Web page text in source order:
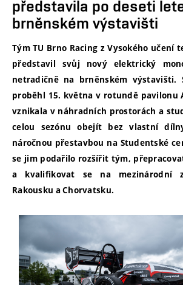
představila po deseti
brněnském výstavišti
Tým TU Brno Racing z Vysokého učení
představil svůj nový elektrický
netradičně na brněnském výstavišti.
proběhl 15. května v rotundě pavilonu
vznikala v náhradních prostorách a
celou sezónu obejít bez vlastní
náročnou přestavbou na Studentské
se jim podařilo rozšířit tým,
a kvalifikovat se na mezinárodní
Rakousku a Chorvatsku.